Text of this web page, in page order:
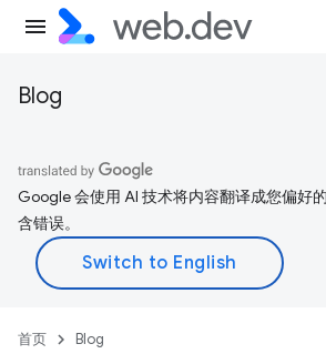
Blog
Google 会使用 AI 技术将内容翻译成您偏好
含错误。
首页 Blog